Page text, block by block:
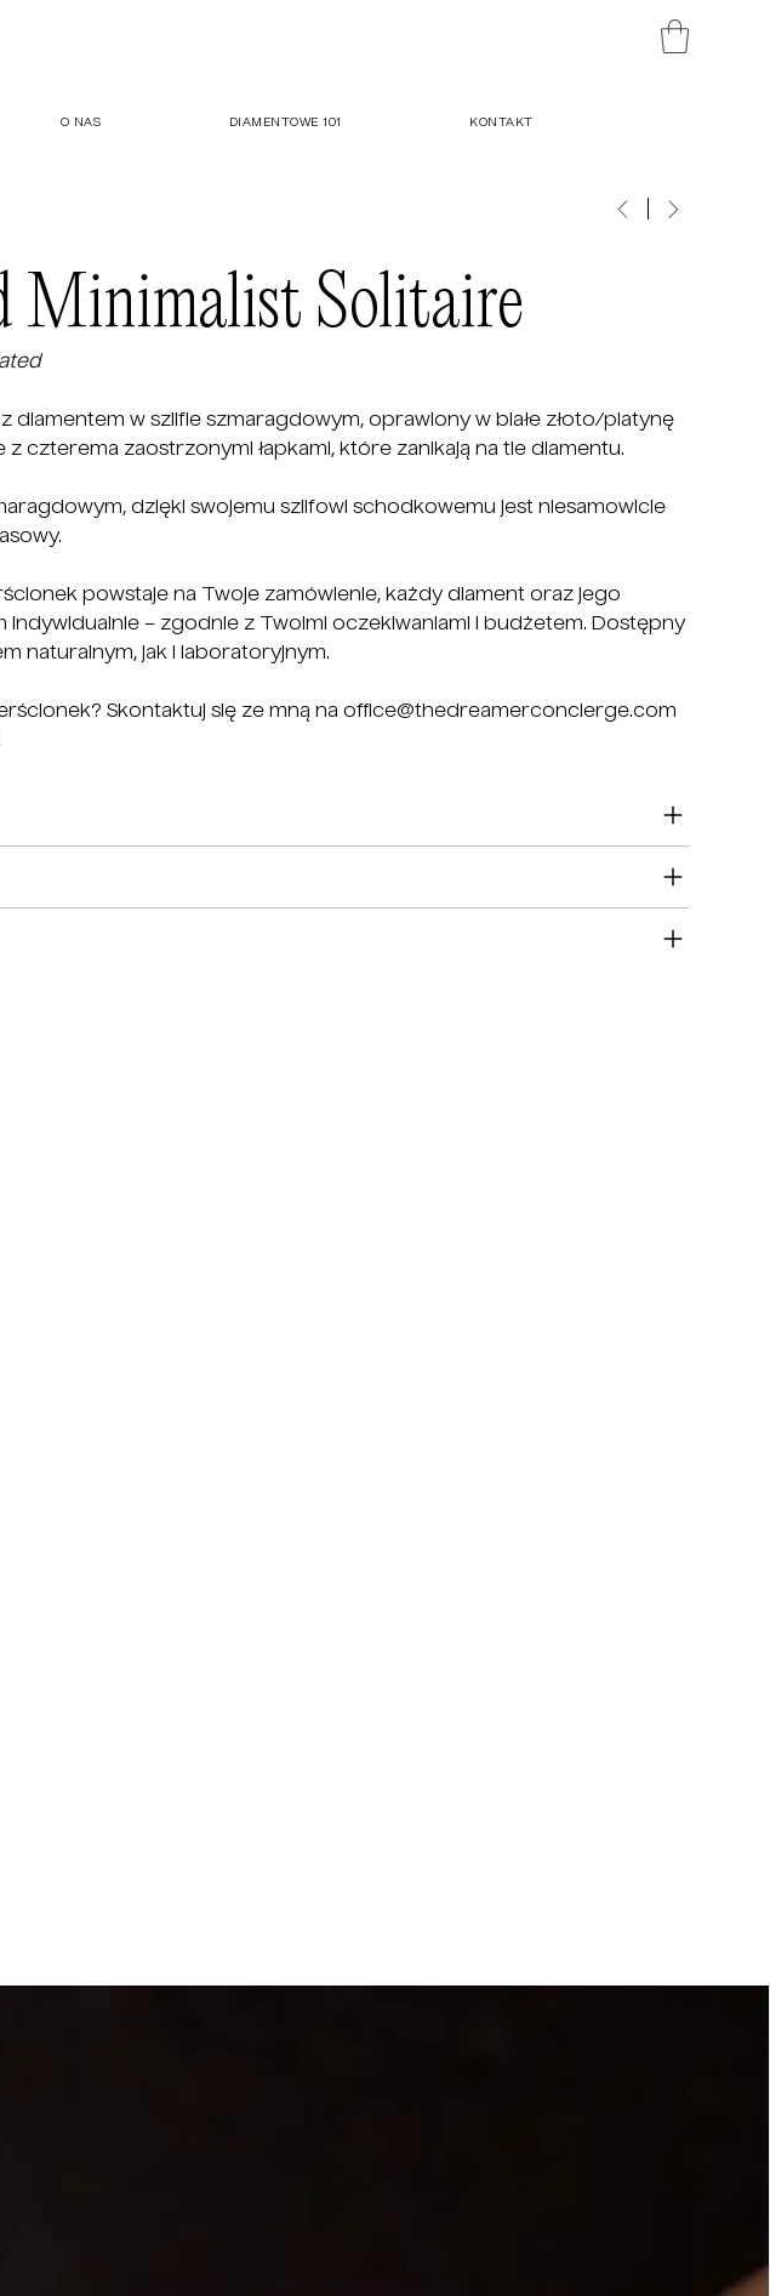
O NAS DIAMENTOWE 101 KONTAKT
Minimalist Solitaire
diamentem w szlifie szmaragdowym, oprawiony w białe złoto/platynę
z czterema zaostrzonymi łapkami, które zanikają na tle diamentu.
dzięki swojemu szlifowi schodkowemu jest niesamowicie
powstaje na Twoje zamówienie, każdy diament oraz jego
– zgodnie z Twoimi oczekiwaniami i budżetem. Dostępny
naturalnym, jak i laboratoryjnym.
Skontaktuj się ze mną na office@thedreamerconcierge.com